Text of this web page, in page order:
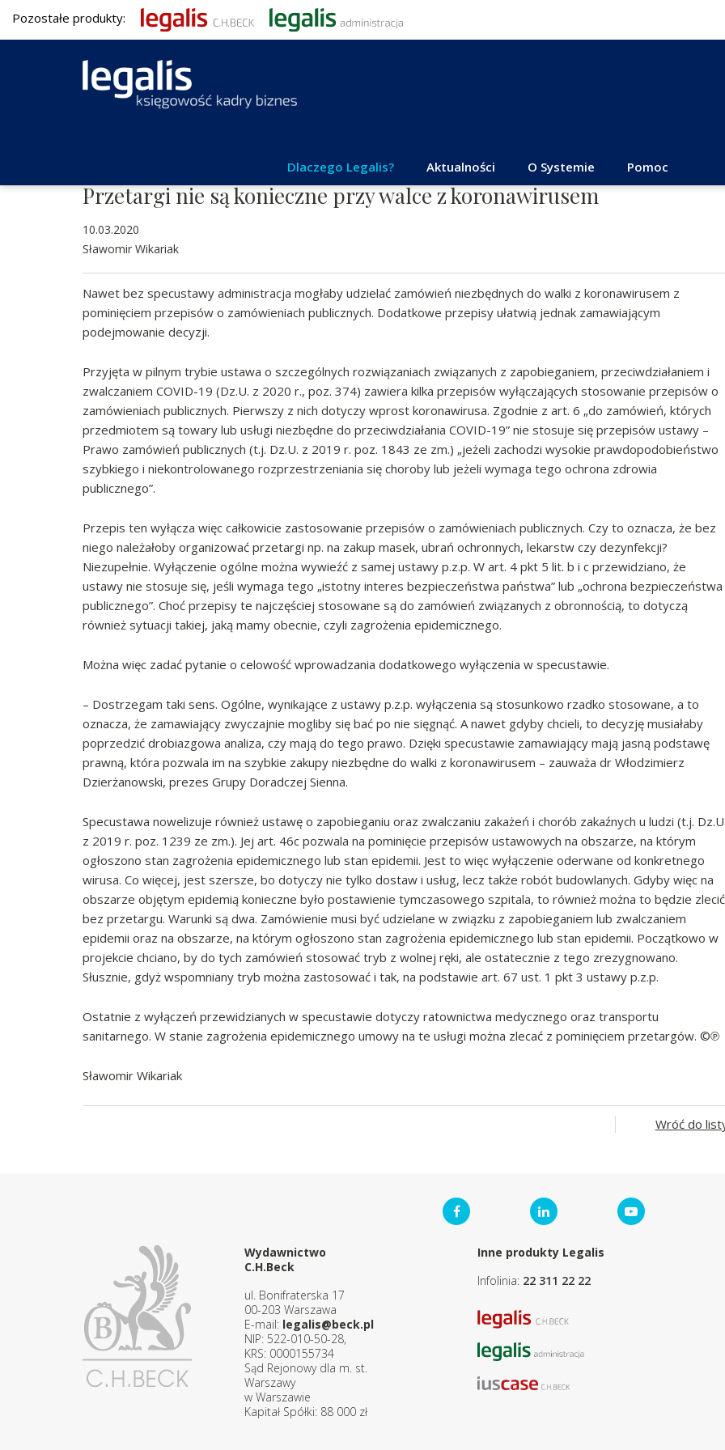
Pozostałe produkty:
Dlaczego Legalis? Aktualności O Systemie Pomoc
Przetargi nie są konieczne przy walce z koronawirusem
10.03.2020
Sławomir Wikariak
Nawet bez specustawy administracja mogłaby udzielać zamówień niezbędnych do walki z koronawirusem z
pominięciem przepisów o zamówieniach publicznych. Dodatkowe przepisy ułatwią jednak zamawiającym
podejmowanie decyzji.
Przyjęta w pilnym trybie ustawa o szczególnych rozwiązaniach związanych z zapobieganiem, przeciwdziałaniem i
zwalczaniem COVID-19 (Dz.U. z 2020 r., poz. 374) zawiera kilka przepisów wyłączających stosowanie przepisów o
zamówieniach publicznych. Pierwszy z nich dotyczy wprost koronawirusa. Zgodnie z art. 6 „do zamówień, których
przedmiotem są towary lub usługi niezbędne do przeciwdziałania COVID-19” nie stosuje się przepisów ustawy –
Prawo zamówień publicznych (t.j. Dz.U. z 2019 r. poz. 1843 ze zm.) „jeżeli zachodzi wysokie prawdopodobieństwo
szybkiego i niekontrolowanego rozprzestrzeniania się choroby lub jeżeli wymaga tego ochrona zdrowia
publicznego”.
Przepis ten wyłącza więc całkowicie zastosowanie przepisów o zamówieniach publicznych. Czy to oznacza, że bez
niego należałoby organizować przetargi np. na zakup masek, ubrań ochronnych, lekarstw czy dezynfekcji?
Niezupełnie. Wyłączenie ogólne można wywieźć z samej ustawy p.z.p. W art. 4 pkt 5 lit. b i c przewidziano, że
ustawy nie stosuje się, jeśli wymaga tego „istotny interes bezpieczeństwa państwa” lub „ochrona bezpieczeństwa
publicznego”. Choć przepisy te najczęściej stosowane są do zamówień związanych z obronnością, to dotyczą
również sytuacji takiej, jaką mamy obecnie, czyli zagrożenia epidemicznego.
Można więc zadać pytanie o celowość wprowadzania dodatkowego wyłączenia w specustawie.
– Dostrzegam taki sens. Ogólne, wynikające z ustawy p.z.p. wyłączenia są stosunkowo rzadko stosowane, a to
oznacza, że zamawiający zwyczajnie mogliby się bać po nie sięgnąć. A nawet gdyby chcieli, to decyzję musiałaby
poprzedzić drobiazgowa analiza, czy mają do tego prawo. Dzięki specustawie zamawiający mają jasną podstawę
prawną, która pozwala im na szybkie zakupy niezbędne do walki z koronawirusem – zauważa dr Włodzimierz
Dzierżanowski, prezes Grupy Doradczej Sienna.
Specustawa nowelizuje również ustawę o zapobieganiu oraz zwalczaniu zakażeń i chorób zakaźnych u ludzi (t.j.
z 2019 r. poz. 1239 ze zm.). Jej art. 46c pozwala na pominięcie przepisów ustawowych na obszarze, na którym
ogłoszono stan zagrożenia epidemicznego lub stan epidemii. Jest to więc wyłączenie oderwane od konkretnego
wirusa. Co więcej, jest szersze, bo dotyczy nie tylko dostaw i usług, lecz także robót budowlanych. Gdyby więc na
obszarze objętym epidemią konieczne było postawienie tymczasowego szpitala, to również można to będzie zlecić
bez przetargu. Warunki są dwa. Zamówienie musi być udzielane w związku z zapobieganiem lub zwalczaniem
epidemii oraz na obszarze, na którym ogłoszono stan zagrożenia epidemicznego lub stan epidemii. Początkowo w
projekcie chciano, by do tych zamówień stosować tryb z wolnej ręki, ale ostatecznie z tego zrezygnowano.
Słusznie, gdyż wspomniany tryb można zastosować i tak, na podstawie art. 67 ust. 1 pkt 3 ustawy p.z.p.
Ostatnie z wyłączeń przewidzianych w specustawie dotyczy ratownictwa medycznego oraz transportu
sanitarnego. W stanie zagrożenia epidemicznego umowy na te usługi można zlecać z pominięciem przetargów. ©℗
Sławomir Wikariak
Wróć do
Wydawnictwo
C.H.Beck
ul. Bonifraterska 17
00-203 Warszawa
E-mail: legalis@beck.pl
NIP: 522-010-50-28,
KRS: 0000155734
Sąd Rejonowy dla m. st.
Warszawy
w Warszawie
Kapitał Spółki: 88 000 zł
Inne produkty Legalis
Infolinia: 22 311 22 22